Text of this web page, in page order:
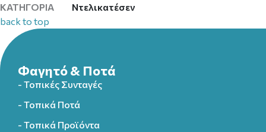
ΚΑΤΗΓΟΡΊΑ
Ντελικατέσεν
back to top
Φαγητό & Ποτά
- Τοπικές Συνταγές
- Τοπικά Ποτά
- Τοπικά Προϊόντα